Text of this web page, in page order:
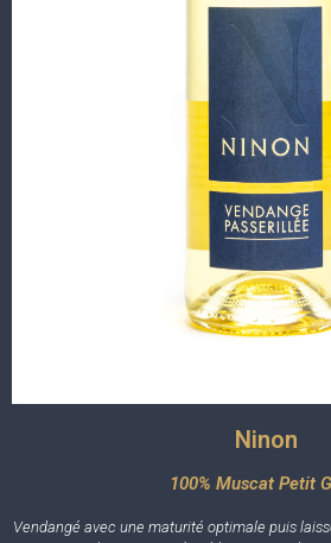
Ninon
100% Muscat Petit
Vendangé avec une maturité optimale puis